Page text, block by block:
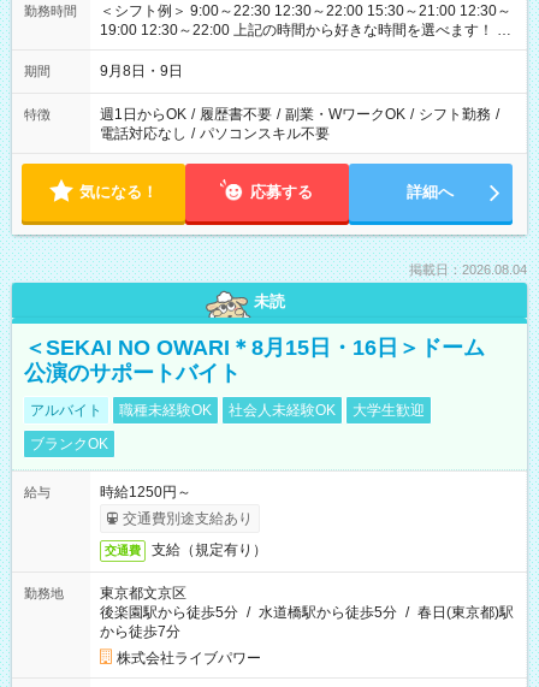
勤務時間
＜シフト例＞ 9:00～22:30 12:30～22:00 15:30～21:00 12:30～
19:00 12:30～22:00 上記の時間から好きな時間を選べます！ ※
時間は変更となる可能性があります
期間 9月8日・9日
特徴 週1日からOK / 履歴書不要 / 副業・WワークOK / シフト勤務 /
電話対応なし / パソコンスキル不要
気になる！ 応募する 詳細へ
掲載日：2026.08.04
未読
＜SEKAI NO OWARI＊8月15日・16日＞ドーム
公演のサポートバイト
アルバイト 職種未経験OK 社会人未経験OK
大学生歓迎
ブランクOK
給与
時給1250円～
交通費別途支給あり
交通費 支給（規定有り）
勤務地
東京都文京区
後楽園駅から徒歩5分 / 水道橋駅から徒歩5分 / 春日(東京都)駅
から徒歩7分
株式会社ライブパワー